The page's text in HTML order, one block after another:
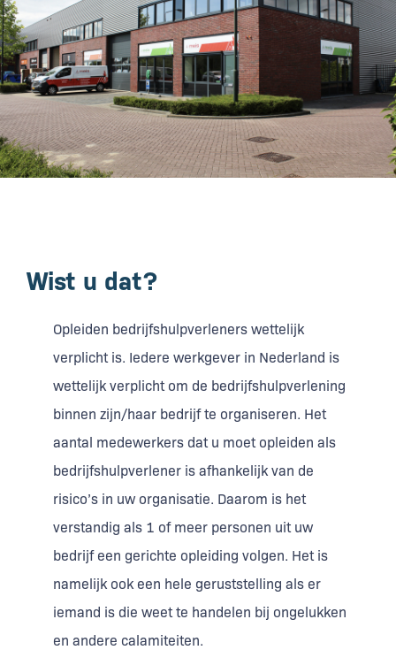
Wist u dat?
Opleiden bedrijfshulpverleners wettelijk
verplicht is. Iedere werkgever in Nederland is
wettelijk verplicht om de bedrijfshulpverlening
binnen zijn/haar bedrijf te organiseren. Het
aantal medewerkers dat u moet opleiden als
bedrijfshulpverlener is afhankelijk van de
risico’s in uw organisatie. Daarom is het
verstandig als 1 of meer personen uit uw
bedrijf een gerichte opleiding volgen. Het is
namelijk ook een hele geruststelling als er
iemand is die weet te handelen bij ongelukken
en andere calamiteiten.